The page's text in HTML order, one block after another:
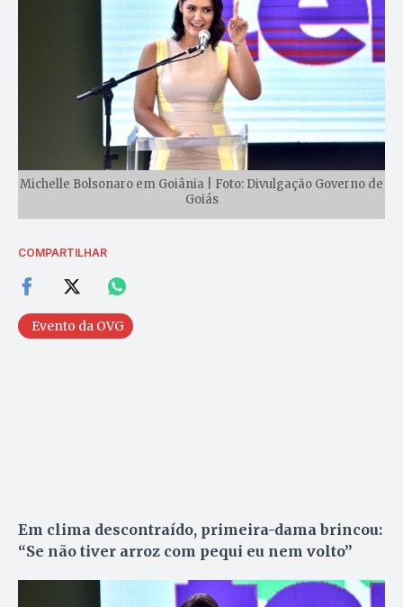
Michelle Bolsonaro em Goiânia | Foto: Divulgação Governo de
Goiás
COMPARTILHAR
Evento da OVG
Em clima descontraído, primeira-dama brincou:
“Se não tiver arroz com pequi eu nem volto”